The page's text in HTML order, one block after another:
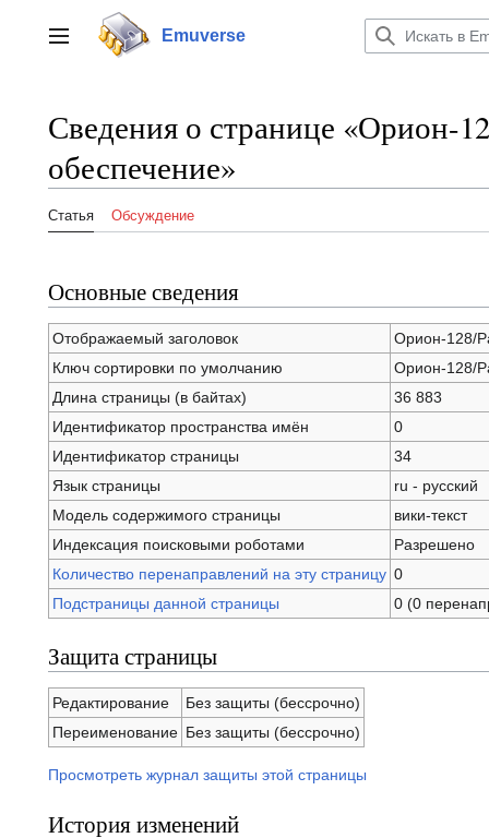
к
содержанию
Переключить боковую панель
Emuverse
Сведения о странице «Орион-
обеспечение»
Статья Обсуждение
Основные сведения
Отображаемый заголовок
Орион-128/
Ключ сортировки по умолчанию
Орион-128/
Длина страницы (в байтах)
36 883
Идентификатор пространства имён
0
Идентификатор страницы
34
Язык страницы
ru - русский
Модель содержимого страницы
вики-текст
Индексация поисковыми роботами
Разрешено
Количество перенаправлений на эту страницу 0
Подстраницы данной страницы
0 (0
Защита страницы
Редактирование
Без защиты (бессрочно)
Переименование Без защиты (бессрочно)
Просмотреть журнал защиты этой страницы
История изменений